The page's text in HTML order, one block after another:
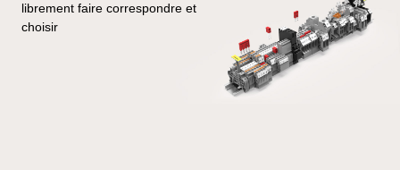
librement faire correspondre et
choisir